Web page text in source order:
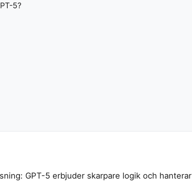
5?
GPT-5 erbjuder skarpare logik och hanterar